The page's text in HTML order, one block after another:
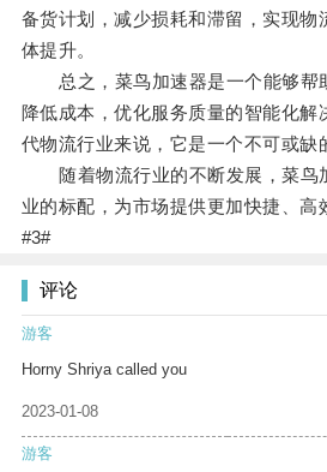
备货计划，减少损耗和滞留，实现物
体提升。
总之，菜鸟加速器是一个能够帮
降低成本，优化服务质量的智能化解
代物流行业来说，它是一个不可或缺
随着物流行业的不断发展，菜鸟
业的标配，为市场提供更加快捷、高
#3#
评论
游客
Horny Shriya called you
2023-01-08
游客